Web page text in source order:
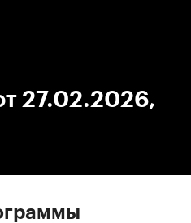
27.02.2026,